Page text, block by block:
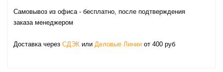
Самовывоз из офиса - бесплатно, после подтверждения
заказа менеджером
Доставка через СДЭК или Деловые Линии от 400 руб